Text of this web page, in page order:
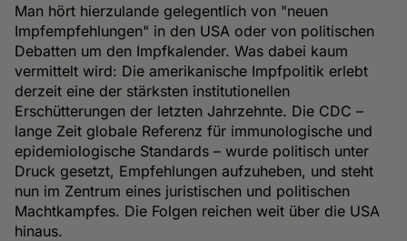
Man hört hierzulande gelegentlich von "neuen
Impfempfehlungen" in den USA oder von politischen
Debatten um den Impfkalender. Was dabei kaum
vermittelt wird: Die amerikanische Impfpolitik erlebt
derzeit eine der stärksten institutionellen
Erschütterungen der letzten Jahrzehnte. Die CDC –
lange Zeit globale Referenz für immunologische und
epidemiologische Standards – wurde politisch unter
Druck gesetzt, Empfehlungen aufzuheben, und steht
nun im Zentrum eines juristischen und politischen
Machtkampfes. Die Folgen reichen weit über die USA
hinaus.